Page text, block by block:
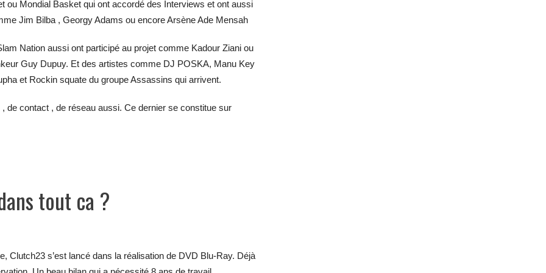
Mondial Basket qui ont accordé des Interviews et ont aussi
Jim Bilba , Georgy Adams ou encore Arsène Ade Mensah
Nation aussi ont participé au projet comme Kadour Ziani ou
Guy Dupuy. Et des artistes comme DJ POSKA, Manu Key
et Rockin squate du groupe Assassins qui arrivent.
de contact , de réseau aussi. Ce dernier se constitue sur
tout ca ?
Clutch23 s’est lancé dans la réalisation de DVD Blu-Ray. Déjà